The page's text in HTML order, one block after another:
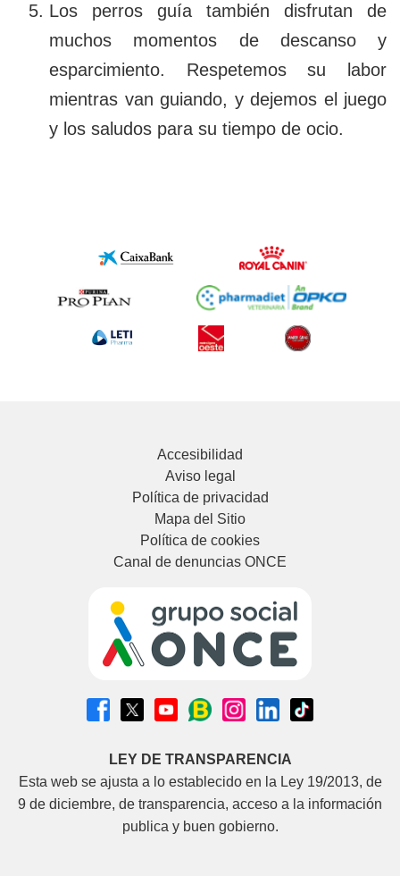
Los perros guía también disfrutan de
muchos momentos de descanso y
esparcimiento. Respetemos su labor
mientras van guiando, y dejemos el juego
y los saludos para su tiempo de ocio.
Accesibilidad
Aviso legal
Política de privacidad
Mapa del Sitio
Política de cookies
Canal de denuncias ONCE
LEY DE TRANSPARENCIA
Esta web se ajusta a lo establecido en la Ley 19/2013, de
9 de diciembre, de transparencia, acceso a la información
publica y buen gobierno.